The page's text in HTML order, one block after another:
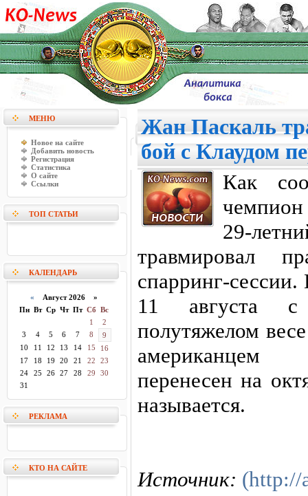
МЕНЮ
Новое на сайте
Добавить новость
Регистрация
Статистика
О сайте
Ссылки
ТОП СТАТЬИ
КАЛЕНДАРЬ
« Август 2026 »
Пн Вт Ср Чт Пт Сб Вс
1
2
3
4 5 6 7 8
9
10
11 12 13 14 15
16
17
18 19 20 21 22
23
24
25 26 27 28 29
30
31
РЕКЛАМА
КТО НА САЙТЕ
Жан Паскаль
бой с Клаудом
Как
чемпион
29-
травмировал
спарринг-
11 августа
полутяжелом
американцем
перенесен на
называется.
Источник: (http://